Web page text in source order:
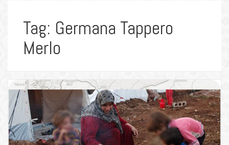
Tag: Germana Tappero
Merlo